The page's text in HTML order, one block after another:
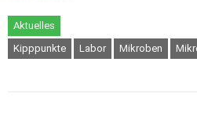
Aktuelles
Kipppunkte
Labor Mikroben